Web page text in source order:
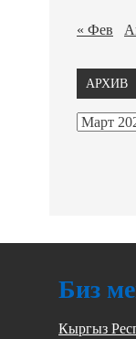
« Фев
АРХИВ
Биз
Кыргыз